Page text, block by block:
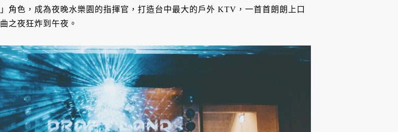
角色，成為夜晚水樂園的指揮官，打造台中最大的戶外 KTV，一首首朗朗上口
之夜狂炸到午夜。